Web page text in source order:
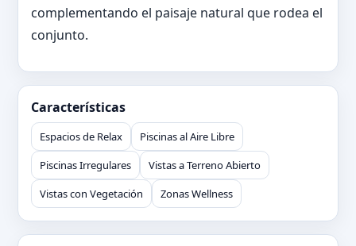
complementando el paisaje natural que rodea el
conjunto.
Características
Espacios de Relax
Piscinas al Aire Libre
Piscinas Irregulares
Vistas a Terreno Abierto
Vistas con Vegetación
Zonas Wellness